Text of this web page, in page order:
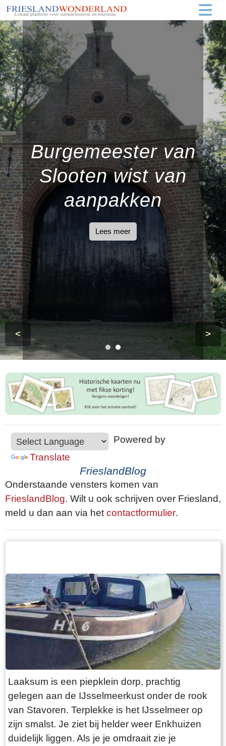
Burgemeester van
Slooten wist van
aanpakken
Lees meer
< >
Powered by
Translate
FrieslandBlog
Onderstaande vensters komen van
FrieslandBlog. Wilt u ook schrijven over Friesland,
meld u dan aan via het contactformulier.
Laaksum is een piepklein dorp, prachtig
gelegen aan de IJsselmeerkust onder de rook
van Stavoren. Terplekke is het IJsselmeer op
zijn smalst. Je ziet bij helder weer Enkhuizen
duidelijk liggen. Als je je omdraait zie je